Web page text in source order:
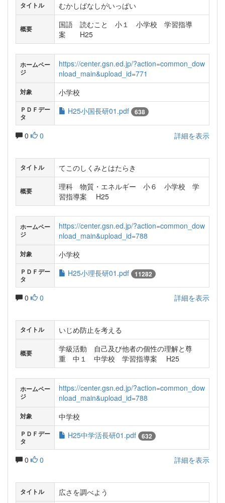
タイトル むかしばなしがいっぱい
概要
国語 読むこと 小１ 小学校 学習指導
案 H25
ホームペー
ジ
https://center.gsn.ed.jp/?action=common_dow
nload_main&upload_id=771
対象 小学校
ＰＤＦデー
タ
H25小国長研01.pdf 638
0 0 詳細を表示
タイトル てこのしくみとはたらき
概要
理科 物質・エネルギー 小６ 小学校 学
習指導案 H25
ホームペー
ジ
https://center.gsn.ed.jp/?action=common_dow
nload_main&upload_id=788
対象 小学校
ＰＤＦデー
タ
H25小理長研01.pdf 11282
0 0 詳細を表示
タイトル いじめ防止を考える
概要
学級活動 自己及び他者の個性の理解と尊
重 中１ 中学校 学習指導案 H25
ホームペー
ジ
https://center.gsn.ed.jp/?action=common_dow
nload_main&upload_id=788
対象 中学校
ＰＤＦデー
タ
H25中学活長研01.pdf 632
0 0 詳細を表示
タイトル 広さを調べよう